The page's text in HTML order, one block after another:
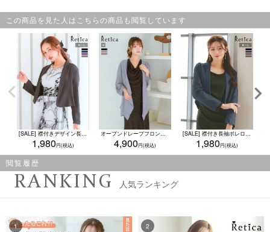
この商品を見た人はこちらの商品も閲覧しています
[SALE] 襟付きデザイン長袖ボレロジャケット (Mサイズ/Lサイズ)
1,980
オープンドレープフロントシアーロングカーディガン結婚式 二次会(Mサイズ)
4,900
[SALE] 襟付き長袖ボレロジャケット (Mサイズ/Lサイズ)
1,980
閲覧履歴
RANKING 人気ランキング